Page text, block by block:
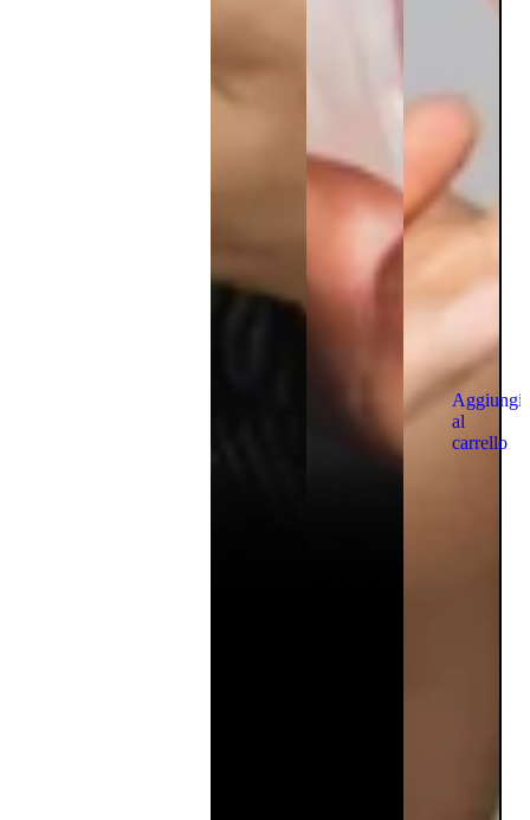
Aggiungi
al
carrello